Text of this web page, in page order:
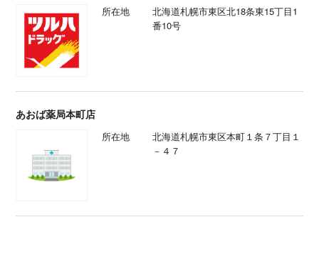
所在地
北海道札幌市東区北18条東15丁目1
番10号
あおば薬局本町店
所在地
北海道札幌市東区本町１条７丁目１
－４７